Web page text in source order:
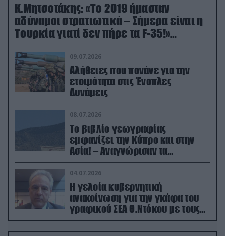
Κ.Μητσοτάκης: «Το 2019 ήμασταν
αδύναμοι στρατιωτικά – Σήμερα είναι η
Τουρκία γιατί δεν πήρε τα F-35!»
(βίντεο)
09.07.2026
Αλήθειες που πονάνε για την
ετοιμότητα στις Ένοπλες
Δυνάμεις
08.07.2026
Το βιβλίο γεωγραφίας
εμφανίζει την Κύπρο και στην
Ασία! – Αναγνώρισαν τα
κατεχόμενα; (φωτο)
04.07.2026
Η γελοία κυβερνητική
ανακοίνωση για την γκάφα του
γραφικού ΣΕΑ Θ.Ντόκου με τους
Ρώσους φαρσέρ